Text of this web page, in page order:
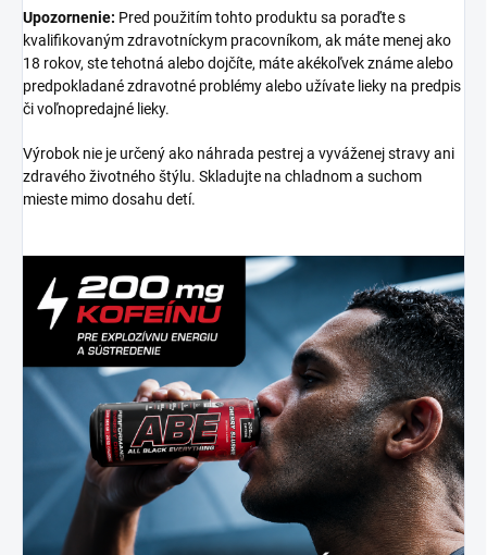
Upozornenie: Pred použitím tohto produktu sa poraďte s
kvalifikovaným zdravotníckym pracovníkom, ak máte menej ako
18 rokov, ste tehotná alebo dojčíte, máte akékoľvek známe alebo
predpokladané zdravotné problémy alebo užívate lieky na predpis
či voľnopredajné lieky.
Výrobok nie je určený ako náhrada pestrej a vyváženej stravy ani
zdravého životného štýlu. Skladujte na chladnom a suchom
mieste mimo dosahu detí.